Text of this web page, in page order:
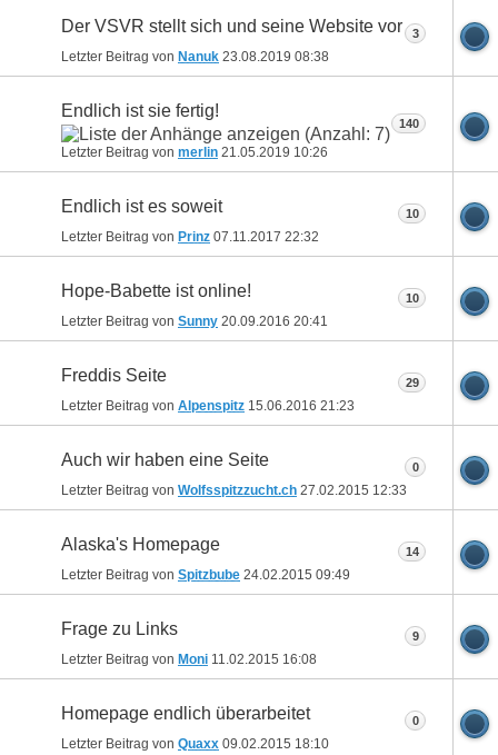
Der VSVR stellt sich und seine Website vor
Letzter Beitrag von Nanuk 23.08.2019 08:38
3
Endlich ist sie fertig!
Letzter Beitrag von merlin 21.05.2019 10:26
140
Endlich ist es soweit
Letzter Beitrag von Prinz 07.11.2017 22:32
10
Hope-Babette ist online!
Letzter Beitrag von Sunny 20.09.2016 20:41
10
Freddis Seite
Letzter Beitrag von Alpenspitz 15.06.2016 21:23
29
Auch wir haben eine Seite
Letzter Beitrag von Wolfsspitzzucht.ch 27.02.2015 12:33
0
Alaska's Homepage
Letzter Beitrag von Spitzbube 24.02.2015 09:49
14
Frage zu Links
Letzter Beitrag von Moni 11.02.2015 16:08
9
Homepage endlich überarbeitet
Letzter Beitrag von Quaxx 09.02.2015 18:10
0